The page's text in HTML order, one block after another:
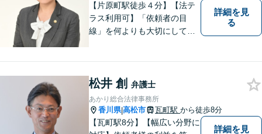
【片原町駅徒歩４分】【法テ
ラス利用可】「依頼者の目
線」を何よりも大切にしてい
頂ける事件解決を目指して参
ります。【当日／夜間／休日
対応可】お気軽にご相談くだ
さい。
詳細を見
る
松井 創 弁護士
あかり総合法律事務所
香川県|高松市 瓦町駅 から徒歩8分
【瓦町駅8分】【幅広い分野に
詳細を見